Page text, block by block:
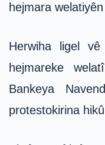
hejmara
Herwiha ligel
hejmareke
Bankeya
protestokirina